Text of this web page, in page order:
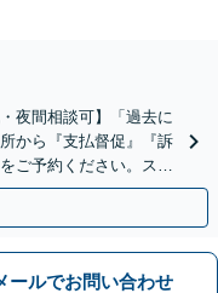
夜間相談可】「過去に
から『支払督促』『訴
ご予約ください。スム
ールでお問い合わせ